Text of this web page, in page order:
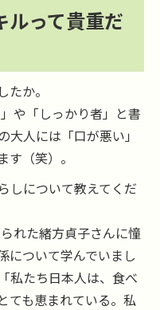
ルって貴重だ
か。
や「しっかり者」と書
人には「口が悪い」
（笑）。
しについて教えてくだ
れた緒方貞子さんに憧
について学んでいまし
私たち日本人は、食べ
ても恵まれている。私